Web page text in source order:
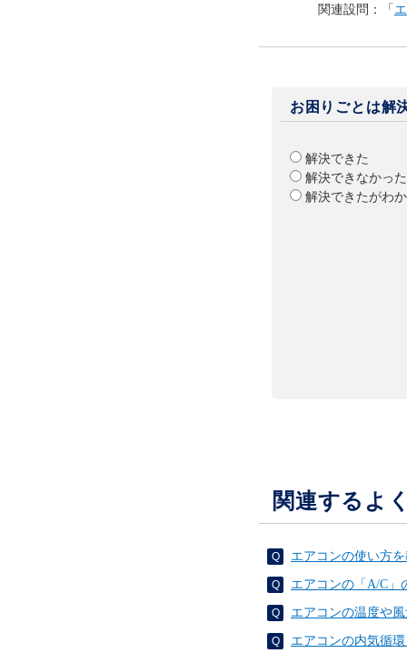
関連設問：「
お困りごとは解
解決できた
解決できなかった
解決できたがわ
関連するよ
エアコンの使い方
エアコンの「A/C」
エアコンの温度や
エアコンの内気循